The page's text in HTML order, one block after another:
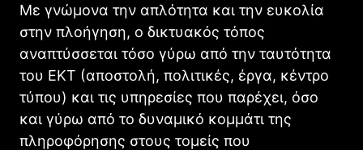
Με γνώμονα την απλότητα και την ευκολία
στην πλοήγηση, ο δικτυακός τόπος
αναπτύσσεται τόσο γύρω από την ταυτότητα
του ΕKT (αποστολή, πολιτικές, έργα, κέντρο
τύπου) και τις υπηρεσίες που παρέχει, όσο
και γύρω από το δυναμικό κομμάτι της
πληροφόρησης στους τομείς που